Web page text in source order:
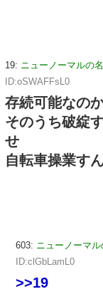
19: ニューノーマルの
ID:oSWAFFsL0
存続可能なの
そのうち破綻
せ
自転車操業す
603: ニューノーマ
ID:clGbLamL0
>>19